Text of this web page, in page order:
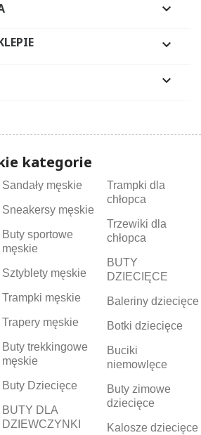



kategorie
Sandały męskie
Sneakersy męskie
Buty sportowe
męskie
Sztyblety męskie
Trampki męskie
Trapery męskie
Buty trekkingowe
męskie
Buty Dziecięce
BUTY DLA
DZIEWCZYNKI
Trampki dla
chłopca
Trzewiki dla
chłopca
BUTY
DZIECIĘCE
Baleriny dziecięce
Botki dziecięce
Buciki
niemowlęce
Buty zimowe
dziecięce
Kalosze dziecięce